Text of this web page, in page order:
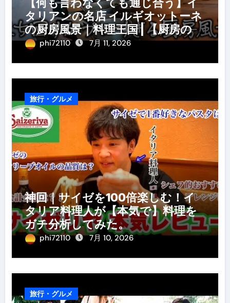
【何も言わなくても通じ合う】イ
タリアンの名店 イルギオットーネ
の厨房風景｜料理王国 | 【厨房の世
界】【イタリアン】【営業風景】
phi72110 7月 11, 2026
旅行・グルメ
神回｜サイゼを100倍楽しむ！イ
タリア料理人が【本気で】料理を
ガチ分析してみた。
phi72110 7月 10, 2026
旅行・グルメ